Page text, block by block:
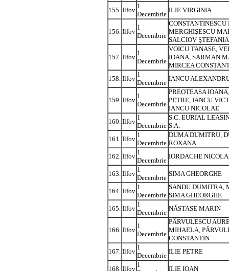
155. Ilfov
1
Decembrie
ILIE VIRGINIA
156. Ilfov
1
Decembrie
CONSTANTINESCU
MERGHIŞESCU
SALCIOV ŞTEFANIA
157. Ilfov
1
Decembrie
VOICU TANASE,
IOANA, SARMAN
MIRCEA
158. Ilfov
1
Decembrie
IANCU
159. Ilfov
1
Decembrie
PREOTEASA
PETRE, IANCU
IANCU NICOLAE
160. Ilfov
1
Decembrie
S.C. EURIAL
S.A.
161. Ilfov
1
Decembrie
DUMA DUMITRU,
ROXANA
162. Ilfov
1
Decembrie
IORDACHE
163. Ilfov
1
Decembrie
SIMA GHEORGHE
164. Ilfov
1
Decembrie
SANDU DUMITRA,
SIMA GHEORGHE
165. Ilfov
1
Decembrie
NĂSTASE MARIN
166. Ilfov
1
Decembrie
PÂRVULESCU
MIHAELA,
CONSTANTIN
167. Ilfov
1
Decembrie
ILIE PETRE
168. Ilfov
1
ILIE IOAN